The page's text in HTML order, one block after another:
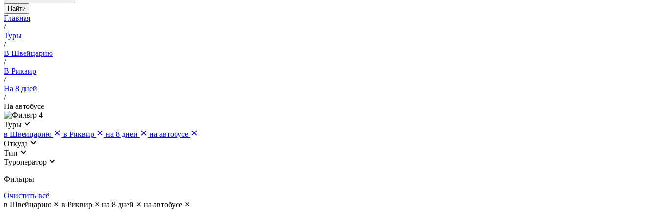
Найти
Главная
/
Туры
/
В Швейцарию
/
В Риквир
/
На 8 дней
/
На автобусе
4
Туры
в Швейцарию
в Риквир на 8 дней
на автобусе
Откуда
Тип
Туроператор
Фильтры
Очистить всё
в Швейцарию
в Риквир на 8 дней
на автобусе